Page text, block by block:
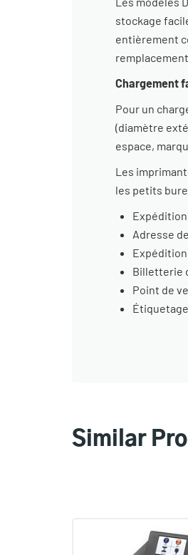
stockage
entièrement
Chargement
Pour un
(diamètre
espace,
Les
les petits
Adresse
Billetterie
Point de
Similar